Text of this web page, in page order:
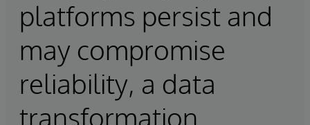
platforms persist and
may compromise
reliability, a data
transformation